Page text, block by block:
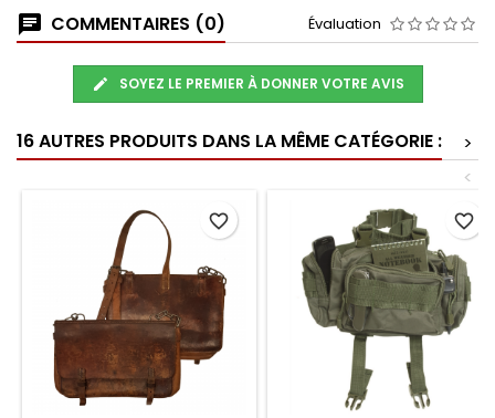
COMMENTAIRES (0) Évaluation
SOYEZ LE PREMIER À DONNER VOTRE AVIS
16 AUTRES PRODUITS DANS LA MÊME CATÉGORIE :
>
<
favorite_border favorite_border